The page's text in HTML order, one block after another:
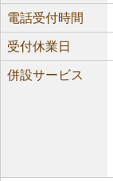
電話受付時間
受付休業日
併設サービス